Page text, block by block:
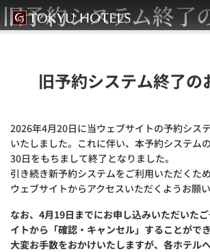
旧予約システム終了
旧予約システム終了の
2026年4月20日に当ウェブサイトの予約シス
いたしました。これに伴い、本予約システム
30日をもちまして終了となりました。
引き続き新予約システムをご利用いただくた
ウェブサイトからアクセスいただくようお願い
なお、4月19日までにお申し込みいただいた
イトから「確認・キャンセル」することができ
大変お手数をおかけいたしますが、各ホテル